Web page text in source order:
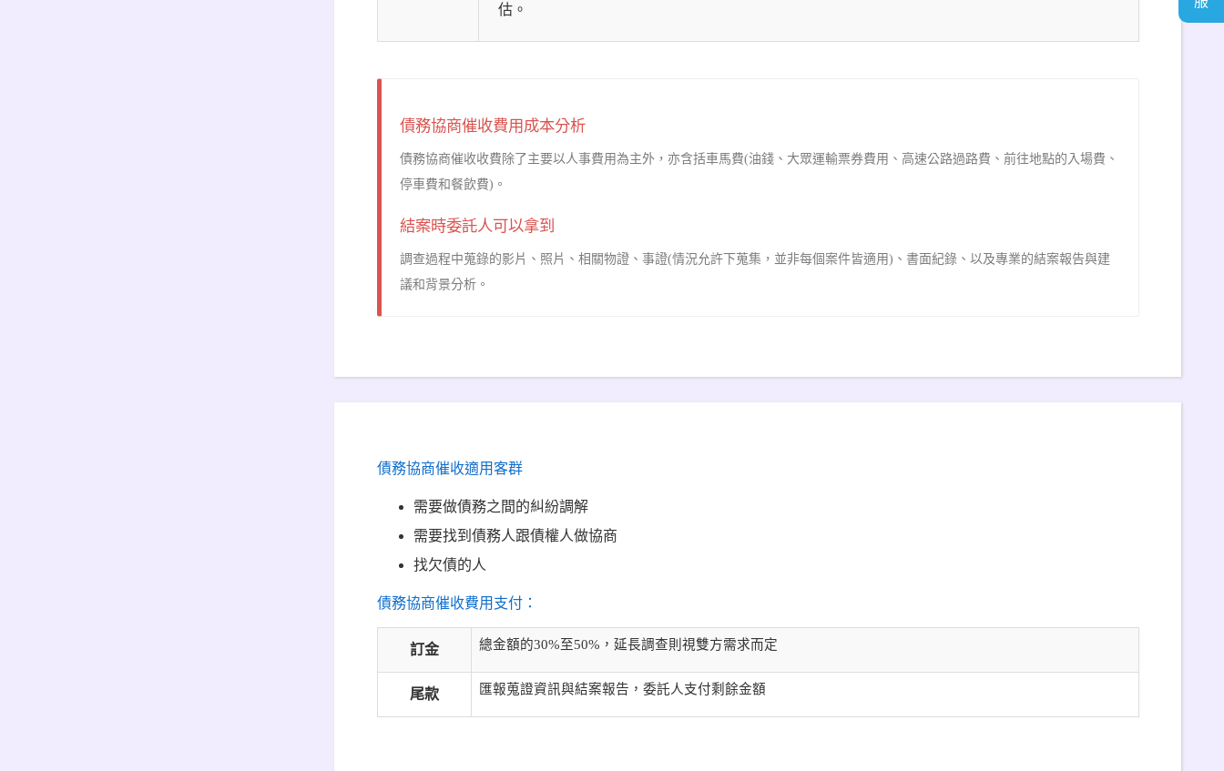
估。
債務協商催收費用成本分析
債務協商催收收費除了主要以人事費用為主外，亦含括車馬費(油錢、大眾運輸票券費用、高速公路過路費、前往地點的入場費、
停車費和餐飲費)。
結案時委託人可以拿到
調查過程中蒐錄的影片、照片、相關物證、事證(情況允許下蒐集，並非每個案件皆適用)、書面紀錄、以及專業的結案報告與建
議和背景分析。
債務協商催收適用客群
需要做債務之間的糾紛調解
需要找到債務人跟債權人做協商
找欠債的人
債務協商催收費用支付：
訂金 總金額的30%至50%，延長調查則視雙方需求而定
尾款 匯報蒐證資訊與結案報告，委託人支付剩餘金額